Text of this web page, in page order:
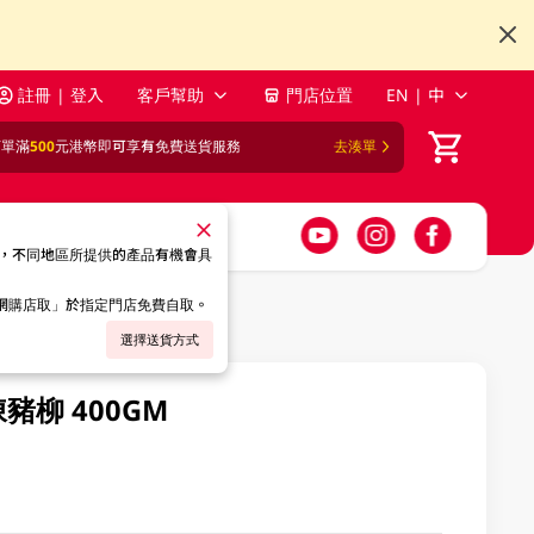
註冊 | 登入 客戶幫助 門店位置 EN | 中
滿500元港幣即可享有免費送貨服務 去湊單
不同地區所提供的產品有機會具
購店取」於指定門店免費自取。
選擇送貨方式
豬柳 400GM